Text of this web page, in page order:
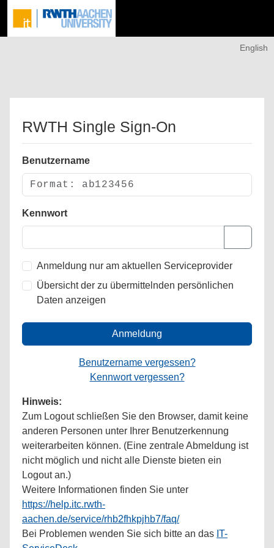
English
RWTH Single Sign-On
Benutzername
Kennwort
Anmeldung nur am aktuellen Serviceprovider
Übersicht der zu übermittelnden persönlichen
Daten anzeigen
Anmeldung
Benutzername vergessen?
Kennwort vergessen?
Hinweis:
Zum Logout schließen Sie den Browser, damit keine
anderen Personen unter Ihrer Benutzerkennung
weiterarbeiten können. (Eine zentrale Abmeldung ist
nicht möglich und nicht alle Dienste bieten ein
Logout an.)
Weitere Informationen finden Sie unter
https://help.itc.rwth-
aachen.de/service/rhb2fhkpjhb7/faq/
Bei Problemen wenden Sie sich bitte an das IT-